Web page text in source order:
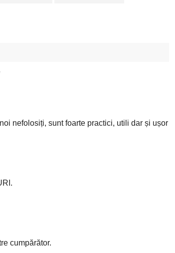
nefolosiți, sunt foarte practici, utili dar și ușor
cumpărător.